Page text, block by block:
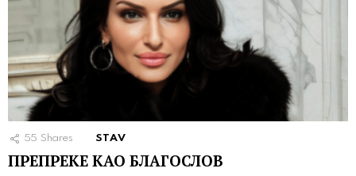
55 Shares STAV
ПРЕПРЕКЕ КАО БЛАГОСЛОВ